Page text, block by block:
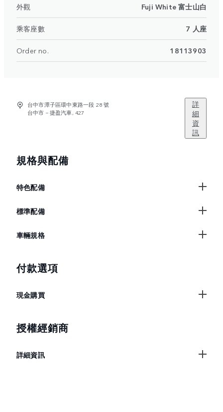
外觀 Fuji White 富士山白
乘客座數 7 人座
Order no. 18113903
台中市潭子區環中東路一段 28 號
台中市－捷盈汽車, 427
詳
細
資
訊
規格與配備
特色配備
標準配備
車輛規格
付款選項
現金購買
授權經銷商
詳細資訊